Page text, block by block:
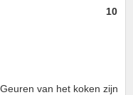
10
van het koken zijn